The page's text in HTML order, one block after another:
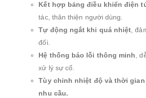
Kết hợp bảng điều khiển điện
tác, thân thiện người dùng.
Tự động ngắt khi quá nhiệt,
đối.
Hệ thống báo lỗi thông minh,
xử lý sự cố.
Tùy chỉnh nhiệt độ và thời
nhu cầu.